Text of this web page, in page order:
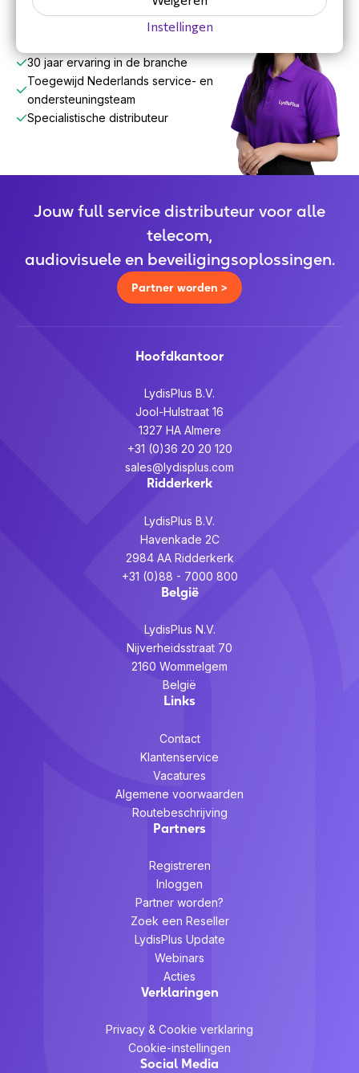
30 jaar ervaring in de branche
Toegewijd Nederlands service- en
ondersteuningsteam
Specialistische distributeur
Jouw full service distributeur voor alle
telecom,
audiovisuele en beveiligingsoplossingen.
Partner worden >
Hoofdkantoor
LydisPlus B.V.
Jool-Hulstraat 16
1327 HA Almere
+31 (0)36 20 20 120
sales@lydisplus.com
Ridderkerk
LydisPlus B.V.
Havenkade 2C
2984 AA Ridderkerk
+31 (0)88 - 7000 800
België
LydisPlus N.V.
Nijverheidsstraat 70
2160 Wommelgem
België
Links
Contact
Klantenservice
Vacatures
Algemene voorwaarden
Routebeschrijving
Partners
Registreren
Inloggen
Partner worden?
Zoek een Reseller
LydisPlus Update
Webinars
Acties
Verklaringen
Privacy & Cookie verklaring
Cookie-instellingen
Social Media
Instellingen